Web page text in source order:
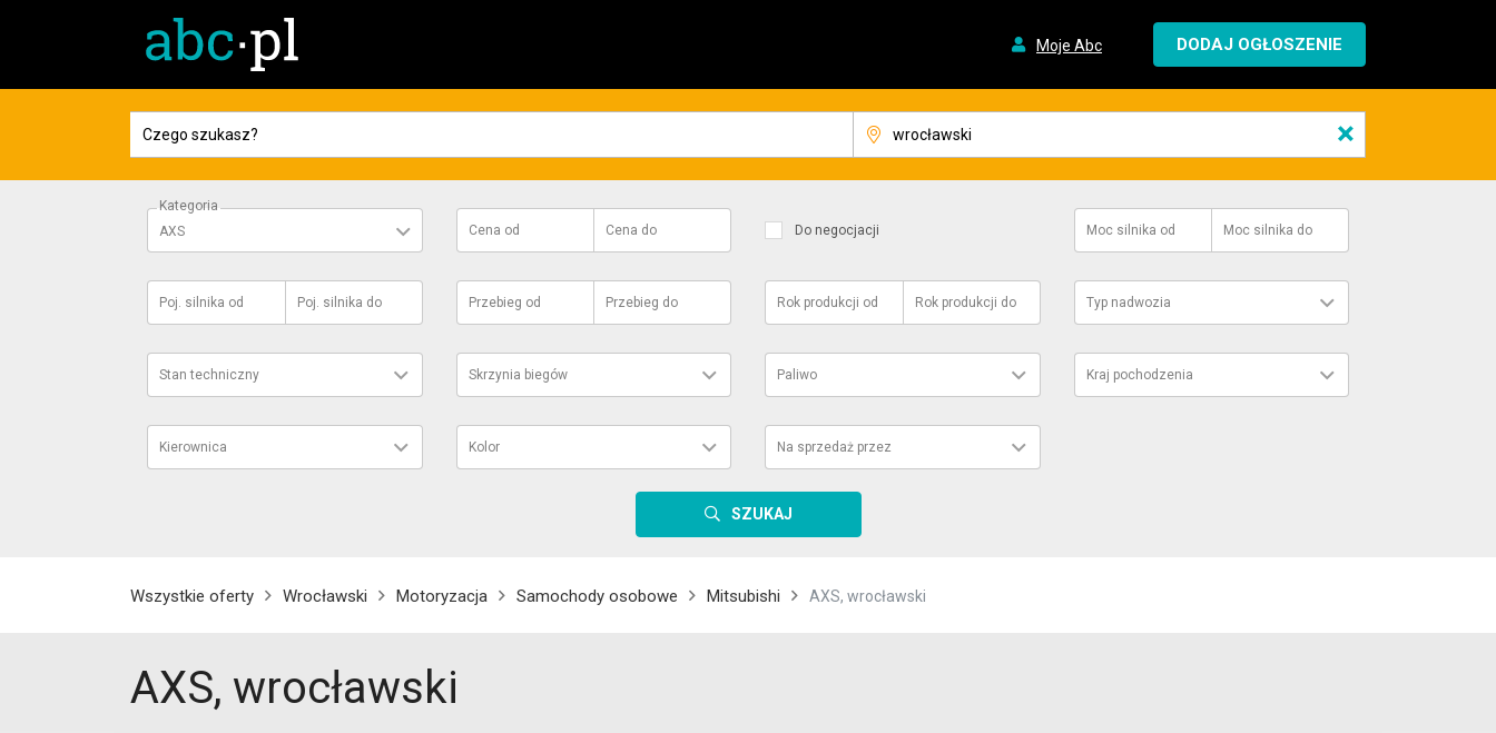
Moje Abc DODAJ OGŁOSZENIE
×
Kategoria
AXS
Cena od Cena do Do negocjacji Moc silnika od Moc silnika do
Poj. silnika od Poj. silnika do Przebieg od Przebieg do Rok produkcji od Rok produkcji do Typ nadwozia
Stan techniczny Skrzynia biegów Paliwo Kraj pochodzenia
Kierownica Kolor Na sprzedaż przez
SZUKAJ
Wszystkie oferty Wrocławski Motoryzacja Samochody osobowe Mitsubishi AXS, wrocławski
AXS, wrocławski